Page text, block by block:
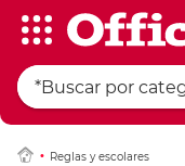
Reglas y escolares